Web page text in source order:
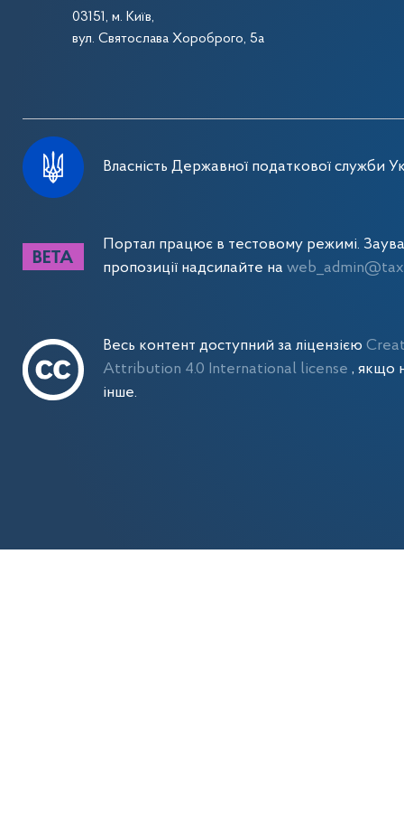
03151, м. Київ,
вул. Святослава Хороброго, 5а
Власність Державної податкової служби
Портал працює в тестовому режимі.
пропозиції надсилайте на
Весь контент доступний за ліцензією
Attribution 4.0 International license, якщо
інше.